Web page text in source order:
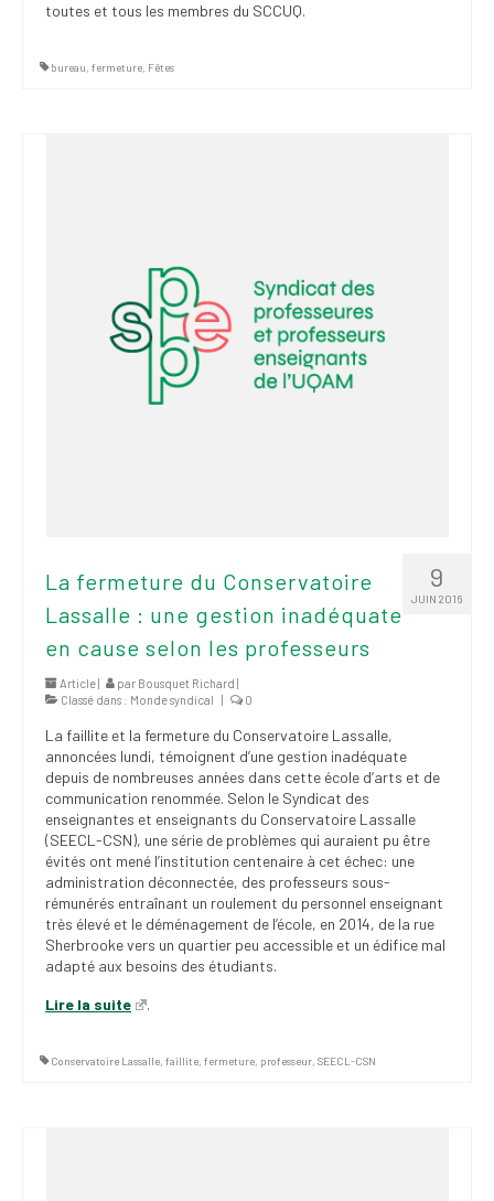
toutes et tous les membres du SCCUQ.
bureau, fermeture, Fêtes
9
JUIN 2016
La fermeture du Conservatoire
Lassalle : une gestion inadéquate
en cause selon les professeurs
Article | par Bousquet Richard |
Classé dans : Monde syndical | 0
La faillite et la fermeture du Conservatoire Lassalle,
annoncées lundi, témoignent d’une gestion inadéquate
depuis de nombreuses années dans cette école d’arts et de
communication renommée. Selon le Syndicat des
enseignantes et enseignants du Conservatoire Lassalle
(SEECL-CSN), une série de problèmes qui auraient pu être
évités ont mené l’institution centenaire à cet échec: une
administration déconnectée, des professeurs sous-
rémunérés entraînant un roulement du personnel enseignant
très élevé et le déménagement de l’école, en 2014, de la rue
Sherbrooke vers un quartier peu accessible et un édifice mal
adapté aux besoins des étudiants.
Lire la suite .
Conservatoire Lassalle, faillite, fermeture, professeur, SEECL-CSN